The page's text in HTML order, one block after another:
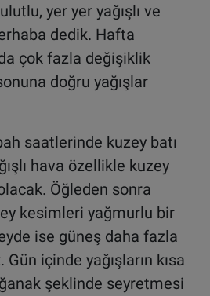
yer yer yağışlı ve
dedik. Hafta
çok fazla değişiklik
doğru yağışlar
saatlerinde kuzey batı
hava özellikle kuzey
Öğleden sonra
kesimleri yağmurlu bir
ise güneş daha fazla
içinde yağışların kısa
şeklinde seyretmesi